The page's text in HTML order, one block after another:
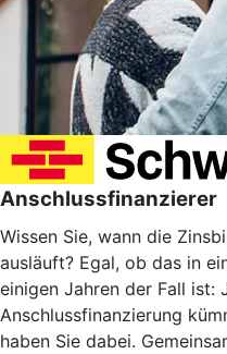
Anschlussfinanzierer
Wissen Sie, wann die
ausläuft? Egal, ob das in
einigen Jahren der Fall ist:
Anschlussfinanzierung
haben Sie dabei.